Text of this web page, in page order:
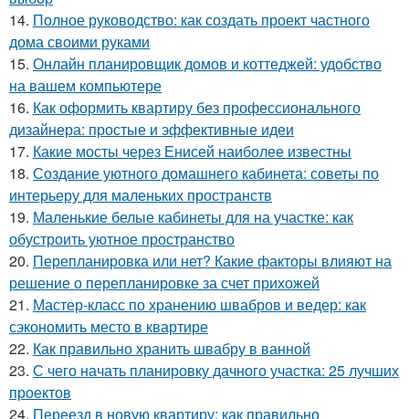
14. Полное руководство: как создать проект частного
дома своими руками
15. Онлайн планировщик домов и коттеджей: удобство
на вашем компьютере
16. Как оформить квартиру без профессионального
дизайнера: простые и эффективные идеи
17. Какие мосты через Енисей наиболее известны
18. Создание уютного домашнего кабинета: советы по
интерьеру для маленьких пространств
19. Маленькие белые кабинеты для на участке: как
обустроить уютное пространство
20. Перепланировка или нет? Какие факторы влияют на
решение о перепланировке за счет прихожей
21. Мастер-класс по хранению швабров и ведер: как
сэкономить место в квартире
22. Как правильно хранить швабру в ванной
23. С чего начать планировку дачного участка: 25 лучших
проектов
24. Переезд в новую квартиру: как правильно